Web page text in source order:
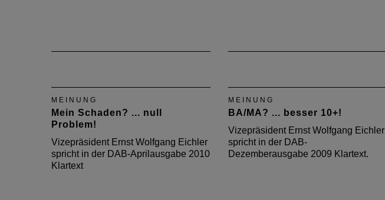
MEINUNG
Mein Schaden? ... null
Problem!
Vizepräsident Ernst Wolfgang Eichler
spricht in der DAB-Aprilausgabe 2010
Klartext
MEINUNG
BA/MA? ... besser 10+!
Vizepräsident Ernst Wolfgang Eichler
spricht in der DAB-
Dezemberausgabe 2009 Klartext.